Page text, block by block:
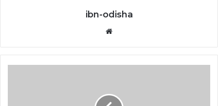
ibn-odisha
Website